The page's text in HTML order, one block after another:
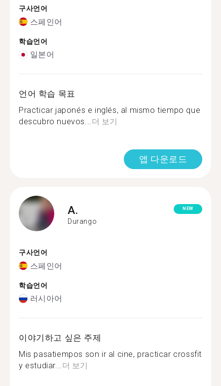
구사언어
스페인어
학습언어
일본어
언어 학습 목표
Practicar japonés e inglés, al mismo tiempo que
descubro nuevos...더 보기
앱 다운로드
A.
Durango
NEW
구사언어
스페인어
학습언어
러시아어
이야기하고 싶은 주제
Mis pasatiempos son ir al cine, practicar crossfit
y estudiar...더 보기